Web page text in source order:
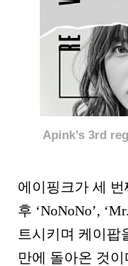
Apink’s 3rd
에이핑크가 세 번
후 ‘NoNoNo’,
트시키며 케이팝
만에 돌아온 것